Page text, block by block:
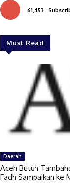
61,453
Must Read
Daerah
Aceh Butuh
Fadh Sampaikan ke